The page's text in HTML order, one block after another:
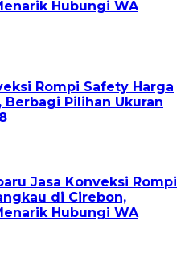
Hubungi WA
Rompi Safety Harga
Berbagi Pilihan Ukuran
Jasa Konveksi Rompi
di Cirebon,
Hubungi WA